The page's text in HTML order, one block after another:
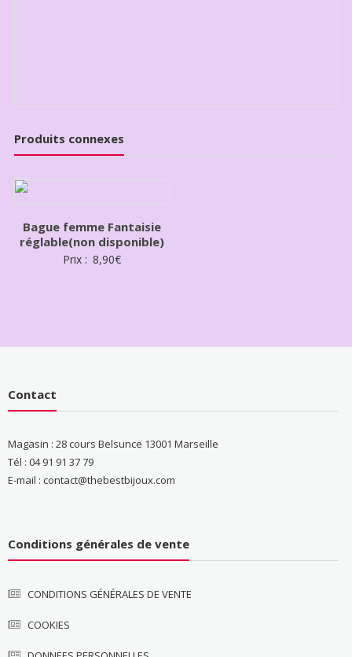
Produits connexes
Bague femme Fantaisie
réglable(non disponible)
Prix : 8,90€
Contact
Magasin : 28 cours Belsunce 13001 Marseille
Tél : 04 91 91 37 79
E-mail : contact@thebestbijoux.com
Conditions générales de vente
CONDITIONS GÉNÉRALES DE VENTE
COOKIES